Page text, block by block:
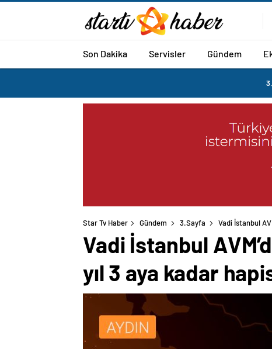
Son Dakika Servisler Gündem
Star Tv Haber Gündem 3.Sayfa Vadi İstanbul
Vadi İstanbul
yıl 3 aya kadar